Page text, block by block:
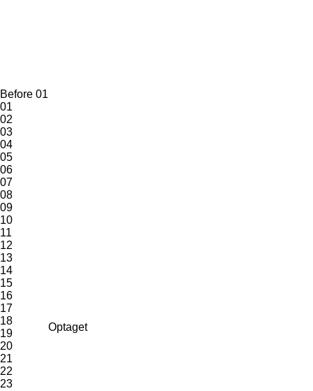
Before 01
01
02
03
04
05
06
07
08
09
10
11
12
13
14
15
16
17
18
19
20
21
22
23
Optaget